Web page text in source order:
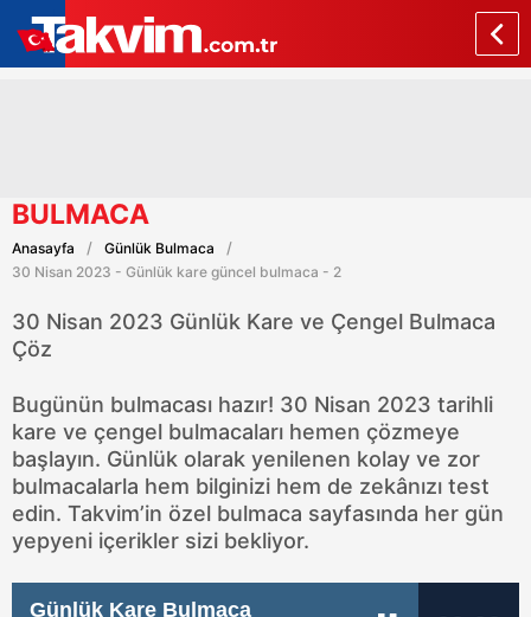
BULMACA
Anasayfa
Günlük Bulmaca
30 Nisan 2023 - Günlük kare güncel bulmaca - 2
30 Nisan 2023 Günlük Kare ve Çengel Bulmaca
Çöz
Bugünün bulmacası hazır! 30 Nisan 2023 tarihli
kare ve çengel bulmacaları hemen çözmeye
başlayın. Günlük olarak yenilenen kolay ve zor
bulmacalarla hem bilginizi hem de zekânızı test
edin. Takvim’in özel bulmaca sayfasında her gün
yepyeni içerikler sizi bekliyor.